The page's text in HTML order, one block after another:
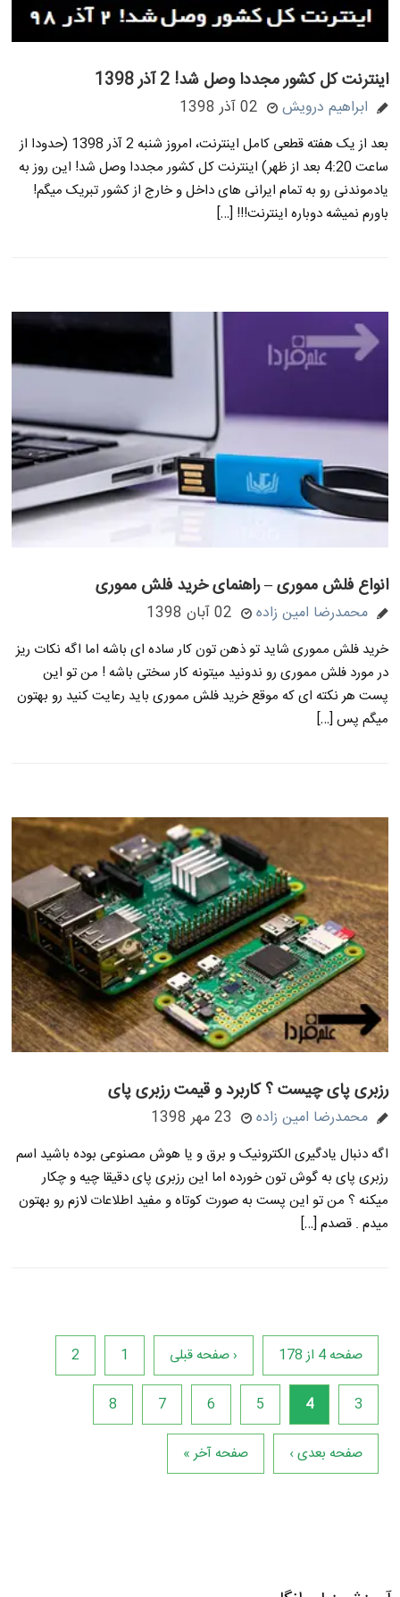
اینترنت کل کشور مجددا وصل شد! 2 آذر 1398
ابراهیم درویش 02 آذر 1398
بعد از یک هفته قطعی کامل اینترنت، امروز شنبه 2 آذر 1398 (حدودا از
ساعت 4:20 بعد از ظهر) اینترنت کل کشور مجددا وصل شد! این روز به
یادموندنی رو به تمام ایرانی های داخل و خارج از کشور تبریک میگم!
باورم نمیشه دوباره اینترنت!!! […]
انواع فلش مموری – راهنمای خرید فلش مموری
محمدرضا امین زاده 02 آبان 1398
خرید فلش مموری شاید تو ذهن تون کار ساده ای باشه اما اگه نکات ریز
در مورد فلش مموری رو ندونید میتونه کار سختی باشه ! من تو این
پست هر نکته ای که موقع خرید فلش مموری باید رعایت کنید رو بهتون
میگم پس […]
رزبری پای چیست ؟ کاربرد و قیمت رزبری پای
محمدرضا امین زاده 23 مهر 1398
اگه دنبال یادگیری الکترونیک و برق و یا هوش مصنوعی بوده باشید اسم
رزبری پای به گوش تون خورده اما این رزبری پای دقیقا چیه و چکار
میکنه ؟ من تو این پست به صورت کوتاه و مفید اطلاعات لازم رو بهتون
میدم . قصدم […]
صفحه 4 از 178 ‹ صفحه قبلی 1
2
3
4
5
6
7
8
صفحه بعدی › صفحه آخر »